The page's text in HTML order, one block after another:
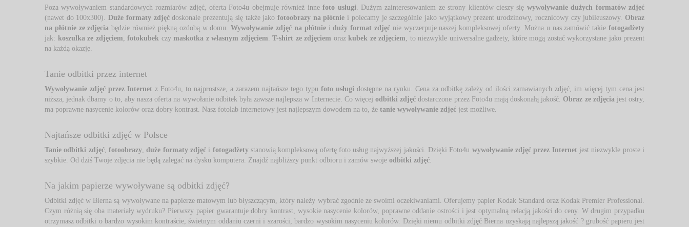
Poza wywoływaniem standardowych rozmiarów zdjęć, oferta Foto4u obejmuje również inne foto usługi. Dużym zainteresowaniem ze strony klientów cieszy się wywoływanie dużych formatów zdjęć
(nawet do 100x300). Duże formaty zdjęćdoskonale prezentują się także jako fotoobrazy na płótnie i polecamy je szczególnie jako wyjątkowy prezent urodzinowy, rocznicowy czy jubileuszowy. Obraz
na płótnie ze zdjęcia będzie również piękną ozdobą w domu. Wywoływanie zdjęć na płótniei duży format zdjęć nie wyczerpuje naszej kompleksowej oferty. Można u nas zamówić takie fotogadżety
jak: koszulka ze zdjęciem, fotokubek czy maskotka z własnym zdjęciem. T-shirt ze zdjęciem oraz kubek ze zdjęciem, to niezwykle uniwersalne gadżety, które mogą zostać wykorzystane jako prezent
na każdą okazję.
Tanie odbitki przez internet
Wywoływanie zdjęć przez Internet z Foto4u, to najprostsze, a zarazem najtańsze tego typu foto usługi dostępne na rynku. Cena za odbitkę zależy od ilości zamawianych zdjęć, im więcej tym cena jest
niższa, jednak dbamy o to, aby nasza oferta na wywołanie odbitek była zawsze najlepsza w Internecie. Co więcej odbitki zdjęć dostarczone przez Foto4u mają doskonałą jakość. Obraz ze zdjęciajest ostry,
ma poprawne nasycenie kolorów oraz dobry kontrast. Nasz fotolab internetowy jest najlepszym dowodem na to, że tanie wywoływanie zdjęć jest możliwe.
Najtańsze odbitki zdjęć w Polsce
Tanie odbitki zdjęć, fotoobrazy,duże formaty zdjęći fotogadżetystanowią kompleksową ofertę foto usług najwyższej jakości. Dzięki Foto4u wywoływanie zdjęć przez Internetjest niezwykle proste i
szybkie. Od dziś Twoje zdjęcia nie będą zalegać na dysku komputera. Znajdź najbliższy punkt odbioru i zamów swoje odbitki zdjęć.
Na jakim papierze wywoływane są odbitki zdjęć?
Odbitki zdjęć w Bierna są wywoływane na papierze matowym lub błyszczącym, który należy wybrać zgodnie ze swoimi oczekiwaniami. Oferujemy papier Kodak Standard oraz Kodak Premier Professional.
Czym różnią się oba materiały wydruku? Pierwszy papier gwarantuje dobry kontrast, wysokie nasycenie kolorów, poprawne oddanie ostrości i jest optymalną relacją jakości do ceny. W drugim przypadku
otrzymasz odbitki o bardzo wysokim kontraście, świetnym oddaniu czerni i szarości, bardzo wysokim nasyceniu kolorów. Dzięki niemu odbitki zdjęć Bierna uzyskają najlepszą jakość ? grubość papieru jest